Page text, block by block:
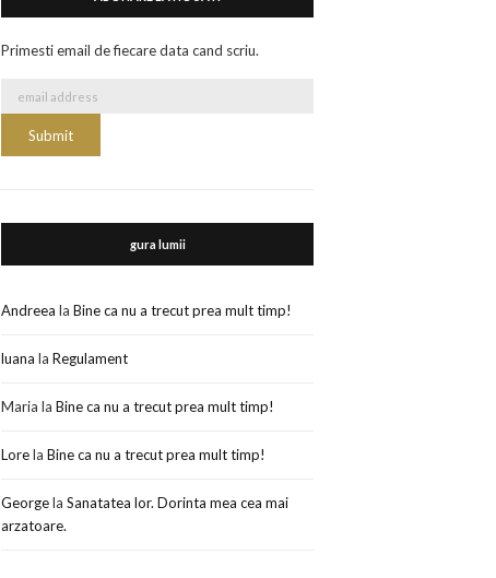
Primesti email de fiecare data cand scriu.
gura lumii
Andreea laBine ca nu a trecut prea mult timp!
luana laRegulament
Maria laBine ca nu a trecut prea mult timp!
LorelaBine ca nu a trecut prea mult timp!
GeorgelaSanatatea lor. Dorinta mea cea mai
arzatoare.